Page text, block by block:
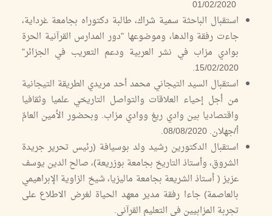
استقبال الباحثة سمية شراك، طالبة دكتوراه بجامعة غرداية،
جاءت رفقة والدها، وموضوعها "دور المدارس القرآنية الحرة
بوادي مزاب في نشر العربية ودعم التعريب في الجزائر"
15/02/2020.
استقبال السيد التيجاني محمد أحد مريدي الطريقة التيجانية
من أجل إحياء العلاقات والتواصل التاريخي علميا وثقافيا
واقتصاديا بين وادي ريغ ووادي مزاب. وبحضور الأمين العامّ
أ/جهلان. 08/08/2020.
استقبال الدكتورين رشيد ولد بوسيافة (رئيس تحرير جريدة
الشروق، وأستاذ التاريخ بجامعة بوزريعة)، صالح الدين يوسف
عزيز ( أستاذ الشريعة بجامعة ماليزيا، شيخ الزاوية الإبراهيمي
بالعاصمة) جاءا رفقة مدير معهد الحياة لغرض الاطلاع على
تجربة المزابيين في التعليم القرآني.